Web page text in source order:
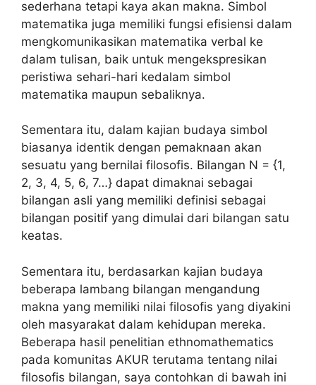
sederhana tetapi kaya akan makna. Simbol
matematika juga memiliki fungsi efisiensi dalam
mengkomunikasikan matematika verbal ke
dalam tulisan, baik untuk mengekspresikan
peristiwa sehari-hari kedalam simbol
matematika maupun sebaliknya.
Sementara itu, dalam kajian budaya simbol
biasanya identik dengan pemaknaan akan
sesuatu yang bernilai filosofis. Bilangan N = {1,
2, 3, 4, 5, 6, 7…} dapat dimaknai sebagai
bilangan asli yang memiliki definisi sebagai
bilangan positif yang dimulai dari bilangan satu
keatas.
Sementara itu, berdasarkan kajian budaya
beberapa lambang bilangan mengandung
makna yang memiliki nilai filosofis yang diyakini
oleh masyarakat dalam kehidupan mereka.
Beberapa hasil penelitian ethnomathematics
pada komunitas AKUR terutama tentang nilai
filosofis bilangan, saya contohkan di bawah ini